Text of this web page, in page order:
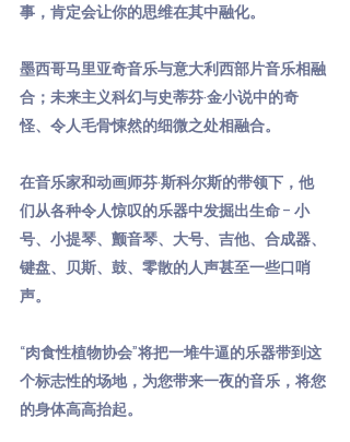
事，肯定会让你的思维在其中融化。
墨西哥马里亚奇音乐与意大利西部片音乐相融
合；未来主义科幻与史蒂芬·金小说中的奇
怪、令人毛骨悚然的细微之处相融合。
在音乐家和动画师芬·斯科尔斯的带领下，他
们从各种令人惊叹的乐器中发掘出生命 - 小
号、小提琴、颤音琴、大号、吉他、合成器、
键盘、贝斯、鼓、零散的人声甚至一些口哨
声。
“肉食性植物协会”将把一堆牛逼的乐器带到这
个标志性的场地，为您带来一夜的音乐，将您
的身体高高抬起。